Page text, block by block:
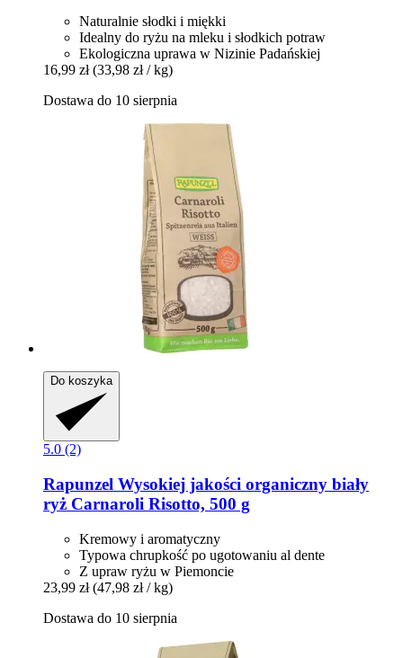
Naturalnie słodki i miękki
Idealny do ryżu na mleku i słodkich potraw
Ekologiczna uprawa w Nizinie Padańskiej
16,99 zł (33,98 zł / kg)
Dostawa do 10 sierpnia
Do koszyka
5.0 (2)
Rapunzel Wysokiej jakości organiczny biały
ryż Carnaroli Risotto, 500 g
Kremowy i aromatyczny
Typowa chrupkość po ugotowaniu al dente
Z upraw ryżu w Piemoncie
23,99 zł (47,98 zł / kg)
Dostawa do 10 sierpnia